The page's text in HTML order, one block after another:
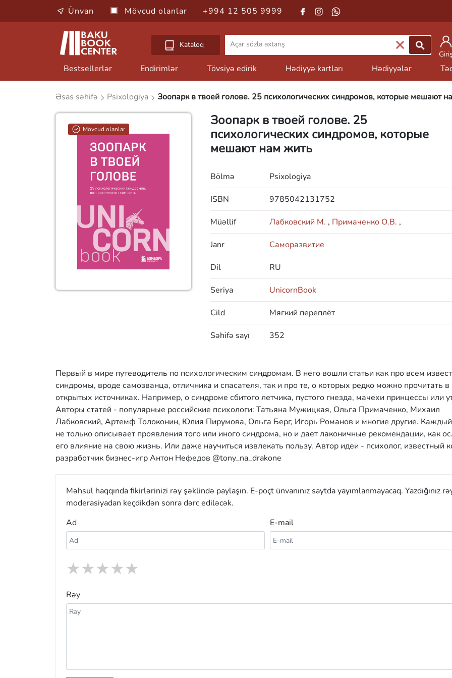
Ünvan Mövcud olanlar +994 12 505 9999
Kataloq
Bestsellerlər Endirimlər Tövsiyə edirik Hədiyyə kartları Hədiyyələr
Əsas səhifə Psixologiya Зоопарк в твоей голове. 25 психологических синдромов, которые мешают
Mövcud olanlar
Зоопарк в твоей голове. 25
психологических синдромов, которые
мешают нам жить
Bölmə Psixologiya
ISBN 9785042131752
Müəllif Лабковский М. , Примаченко О.В. ,
Janr Саморазвитие
Dil RU
Seriya UnicornBook
Cild Мягкий переплёт
Səhifə sayı 352
Первый в мире путеводитель по психологическим синдромам. В него вошли статьи как про всем
синдромы, вроде самозванца, отличника и спасателя, так и про те, о которых редко можно прочитать в
открытых источниках. Например, о синдроме сбитого летчика, пустого гнезда, мачехи принцессы или
Авторы статей - популярные российские психологи: Татьяна Мужицкая, Ольга Примаченко, Михаил
Лабковский, Артемф Толоконин, Юлия Пирумова, Ольга Берг, Игорь Романов и многие другие.
не только описывает проявления того или иного синдрома, но и дает лаконичные рекомендации, как
его влияние на свою жизнь. Или даже научиться извлекать пользу. Автор идеи - психолог, известный
разработчик бизнес-игр Антон Нефедов @tony_na_drakone
Məhsul haqqında fikirlərinizi rəy şəklində paylaşın. E-poçt ünvanınız saytda yayımlanmayacaq. Yazdığınız
moderasiyadan keçdikdən sonra dərc ediləcək.
Ad
E-mail
★
★
★
★
★
Rəy